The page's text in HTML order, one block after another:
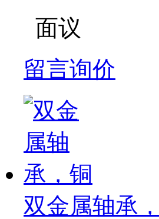
面议
留言询价
双金属轴承，